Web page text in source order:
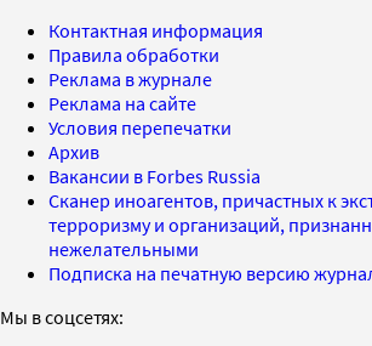
Контактная информация
Правила обработки
Реклама в журнале
Реклама на сайте
Условия перепечатки
Архив
Вакансии в Forbes Russia
Сканер иноагентов, причастных к
терроризму и организаций,
нежелательными
Подписка на печатную версию
Мы в соцсетях: